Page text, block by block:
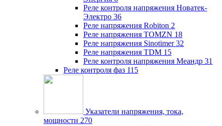
Реле контроля напряжения Новатек-
Электро 36
Реле напряжения Robiton 2
Реле напряжения TOMZN 18
Реле напряжения Sinotimer 32
Реле напряжения TDM 15
Реле контроля напряжения Меандр 31
Реле контроля фаз 115
Указатели напряжения, тока,
мощности 270